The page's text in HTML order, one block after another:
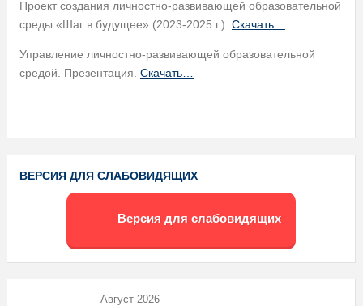
Проект создания личностно-развивающей образовательной
среды «Шаг в будущее» (2023-2025 г.). Скачать…
Управление личностно-развивающей образовательной
средой. Презентация. Скачать…
ВЕРСИЯ ДЛЯ СЛАБОВИДЯЩИХ
Версия для слабовидящих
Август 2026